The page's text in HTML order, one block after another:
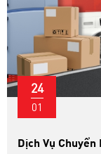
24
01
Dịch Vụ Chuyển